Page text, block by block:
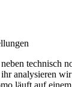
technisch
analysieren
läuft auf